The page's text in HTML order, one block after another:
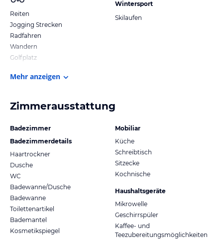
Reiten
Jogging Strecken
Radfahren
Wandern
Golfplatz
Wintersport
Skilaufen
Mehr anzeigen
Zimmerausstattung
Badezimmer
Badezimmerdetails
Haartrockner
Dusche
WC
Badewanne/Dusche
Badewanne
Toilettenartikel
Bademantel
Kosmetikspiegel
Mobiliar
Küche
Schreibtisch
Sitzecke
Kochnische
Haushaltsgeräte
Mikrowelle
Geschirrspüler
Kaffee- und
Teezubereitungsmöglichkeiten